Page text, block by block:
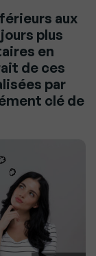
aux
plus
en
de ces
par
clé de